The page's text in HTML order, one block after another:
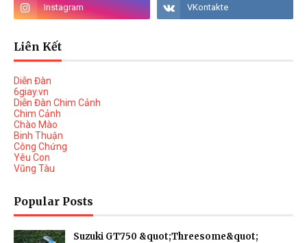
Liên Kết
Diễn Đàn
6giay.vn
Diễn Đàn Chim Cảnh
Chim Cảnh
Chào Mào
Binh Thuận
Công Chứng
Yêu Con
Vũng Tàu
Popular Posts
Suzuki GT750 &quot;Threesome&quot;